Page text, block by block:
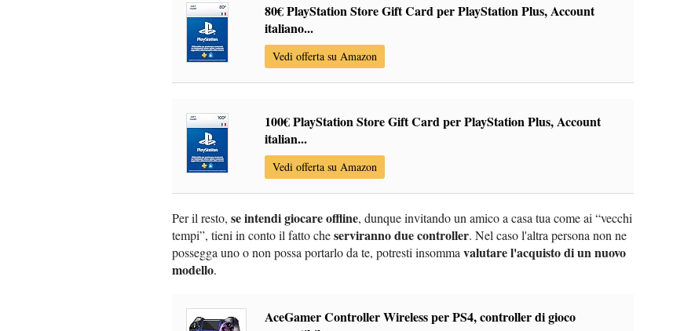
80€ PlayStation Store Gift Card per PlayStation Plus, Account
italiano...
Vedi offerta su Amazon
100€ PlayStation Store Gift Card per PlayStation Plus, Account
italian...
Vedi offerta su Amazon
Per il resto, se intendi giocare offline, dunque invitando un amico a casa tua come ai “vecchi
tempi”, tieni in conto il fatto cheserviranno due controller. Nel caso l'altra persona non ne
possegga uno o non possa portarlo da te, potresti insomma valutare l'acquisto di un nuovo
modello.
AceGamer Controller Wireless per PS4, controller di gioco